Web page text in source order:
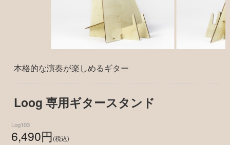
本格的な演奏が楽しめるギター
Loog 専用ギタースタンド
Log103
6,490円(税込)